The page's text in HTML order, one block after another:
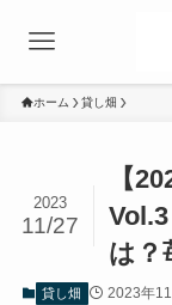
ホーム 貸し畑
【
は？
2023
11/27
貸し畑 2023年